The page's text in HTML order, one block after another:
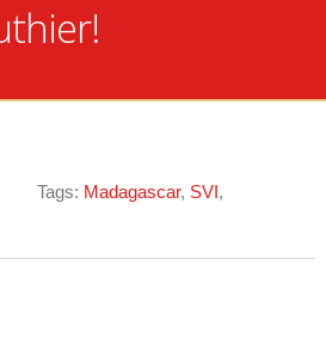
Tags: Madagascar, SVI,